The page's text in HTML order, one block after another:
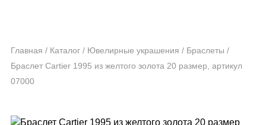
Главная / Каталог / Ювелирные украшения / Браслеты /
Браслет Cartier 1995 из желтого золота 20 размер, артикул
07000